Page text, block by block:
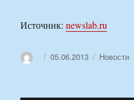
Источник:newslab.ru
АвторОпубликовано
05.06.2013 Рубрики
Новости